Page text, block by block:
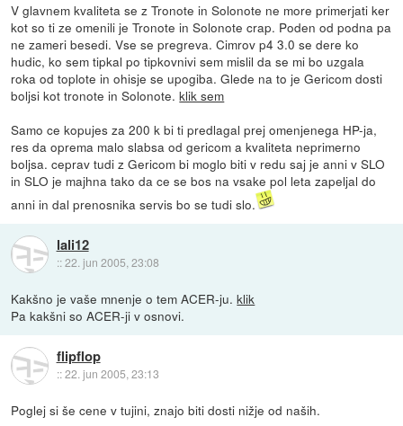
V glavnem kvaliteta se z Tronote in Solonote ne more primerjati ker
kot so ti ze omenili je Tronote in Solonote crap. Poden od podna pa
ne zameri besedi. Vse se pregreva. Cimrov p4 3.0 se dere ko
hudic, ko sem tipkal po tipkovnivi sem mislil da se mi bo uzgala
roka od toplote in ohisje se upogiba. Glede na to je Gericom dosti
boljsi kot tronote in Solonote.klik sem
Samo ce kopujes za 200 k bi ti predlagal prej omenjenega HP-ja,
res da oprema malo slabsa od gericom a kvaliteta neprimerno
boljsa. ceprav tudi z Gericom bi moglo biti v redu saj je anni v SLO
in SLO je majhna tako da ce se bos na vsake pol leta zapeljal do
anni in dal prenosnika servis bo se tudi slo.
lali12
::22. jun 2005, 23:08
Kakšno je vaše mnenje o tem ACER-ju.klik
Pa kakšni so ACER-ji v osnovi.
flipflop
::22. jun 2005, 23:13
Poglej si še cene v tujini, znajo biti dosti nižje od naših.